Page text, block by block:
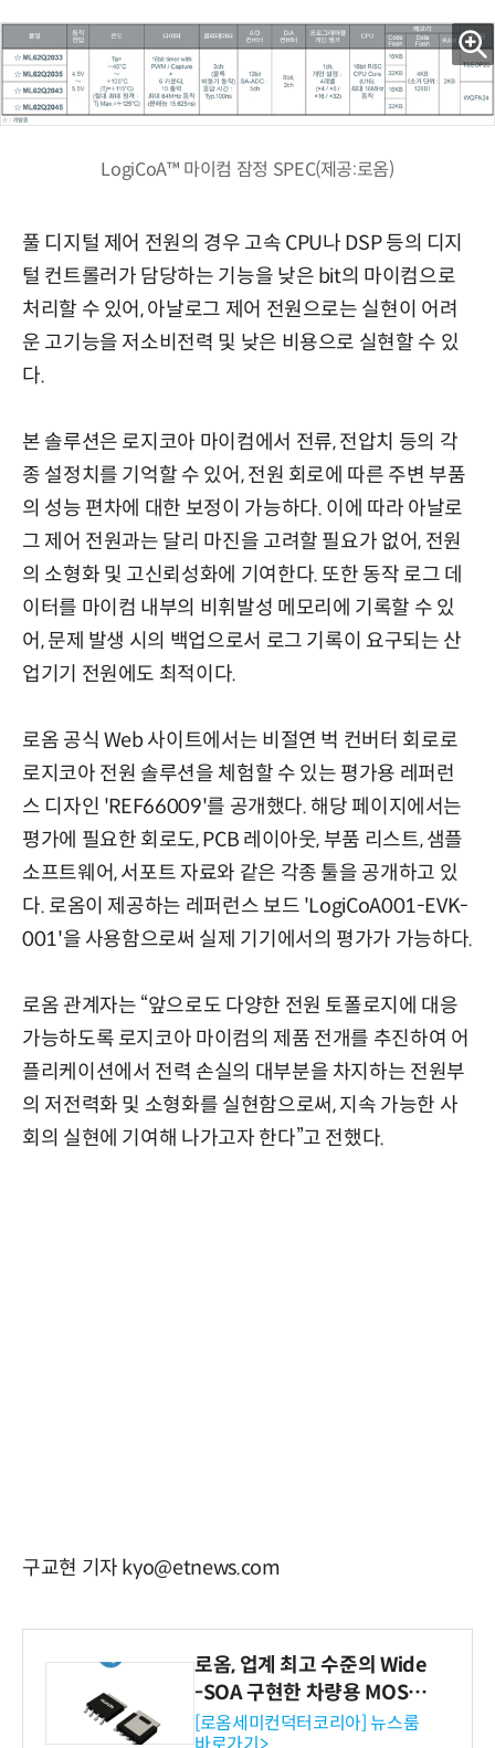
LogiCoA™ 마이컴 잠정 SPEC(제공:로옴)
풀 디지털 제어 전원의 경우 고속 CPU나 DSP 등의 디지
털 컨트롤러가 담당하는 기능을 낮은 bit의 마이컴으로
처리할 수 있어, 아날로그 제어 전원으로는 실현이 어려
운 고기능을 저소비전력 및 낮은 비용으로 실현할 수 있
다.
본 솔루션은 로지코아 마이컴에서 전류, 전압치 등의 각
종 설정치를 기억할 수 있어, 전원 회로에 따른 주변 부품
의 성능 편차에 대한 보정이 가능하다. 이에 따라 아날로
그 제어 전원과는 달리 마진을 고려할 필요가 없어, 전원
의 소형화 및 고신뢰성화에 기여한다. 또한 동작 로그 데
이터를 마이컴 내부의 비휘발성 메모리에 기록할 수 있
어, 문제 발생 시의 백업으로서 로그 기록이 요구되는 산
업기기 전원에도 최적이다.
로옴 공식 Web 사이트에서는 비절연 벅 컨버터 회로로
로지코아 전원 솔루션을 체험할 수 있는 평가용 레퍼런
스 디자인 'REF66009'를 공개했다. 해당 페이지에서는
평가에 필요한 회로도, PCB 레이아웃, 부품 리스트, 샘플
소프트웨어, 서포트 자료와 같은 각종 툴을 공개하고 있
다. 로옴이 제공하는 레퍼런스 보드 'LogiCoA001-EVK-
001'을 사용함으로써 실제 기기에서의 평가가 가능하다.
로옴 관계자는 “앞으로도 다양한 전원 토폴로지에 대응
가능하도록 로지코아 마이컴의 제품 전개를 추진하여 어
플리케이션에서 전력 손실의 대부분을 차지하는 전원부
의 저전력화 및 소형화를 실현함으로써, 지속 가능한 사
회의 실현에 기여해 나가고자 한다”고 전했다.
구교현 기자 kyo@etnews.com
로옴, 업계 최고 수준의 Wide
-SOA 구현한 차량용 MOSF
ET 개발
[로옴세미컨덕터코리아] 뉴스룸